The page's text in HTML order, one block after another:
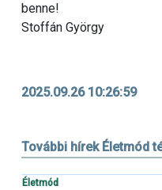
benne!
Stoffán György
2025.09.26 10:26:59
További hírek Életmód
Életmód